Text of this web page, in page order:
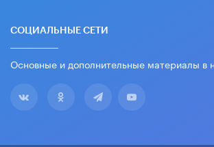
СОЦИАЛЬНЫЕ СЕТИ
Основные и дополнительные материалы в